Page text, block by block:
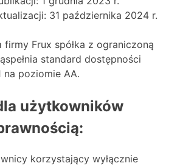
31 października 2024 r.
Frux spółka z ograniczoną
standard dostępności
na poziomie AA.
użytkowników
korzystający wyłącznie